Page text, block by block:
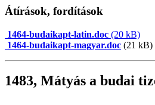
Átírások, fordítások
1464-budaikapt-latin.doc (20 kB)
1464-budaikapt-magyar.doc (21 kB)
1483, Mátyás a budai